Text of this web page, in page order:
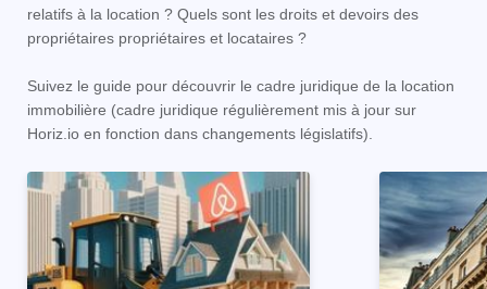
relatifs à la location ? Quels sont les droits et devoirs des
propriétaires propriétaires et locataires ?
Suivez le guide pour découvrir le cadre juridique de la location
immobilière (cadre juridique régulièrement mis à jour sur
Horiz.io en fonction dans changements législatifs).